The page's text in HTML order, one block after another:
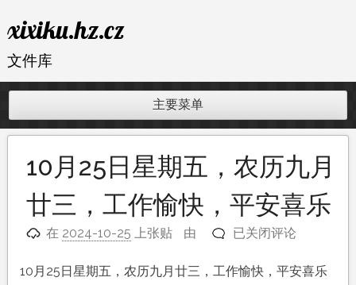
至
内
xixiku.hz.cz
文件库
主要菜单
10月25日星期五，农历九月
廿三，工作愉快，平安喜乐
在 2024-10-25 上张贴 由
10
25
已关闭评论
10月25日星期五，农历九月廿三，工作愉快，平安喜乐